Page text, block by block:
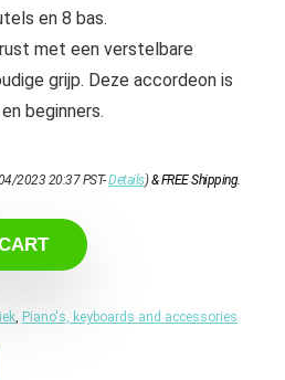
en 8 bas.
met een verstelbare
grijp. Deze accordeon is
beginners.
2023 20:37 PST-Details)&FREE Shipping.
, Piano's, keyboards and accessories